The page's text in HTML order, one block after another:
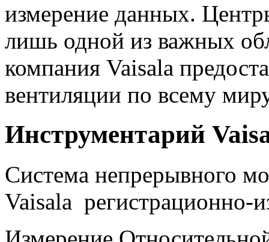
измерение данных.
лишь одной из важных
компания Vaisala
вентиляции по всему
Инструментарий
Система непрерывного
Vaisala регистрационно-